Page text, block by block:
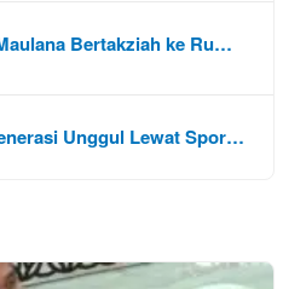
Bertakziah ke Ru…
Unggul Lewat Spor…